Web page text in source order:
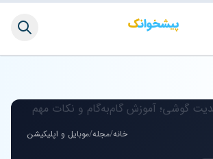
خانه/مجله/موبایل و اپلیکیشن